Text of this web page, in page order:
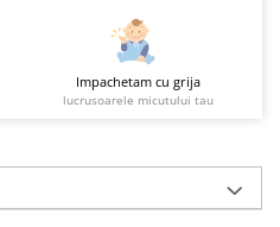
Impachetam cu grija
lucrusoarele micutului tau